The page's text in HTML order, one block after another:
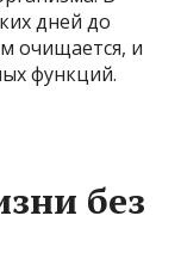
дней до
очищается, и
функций.
без